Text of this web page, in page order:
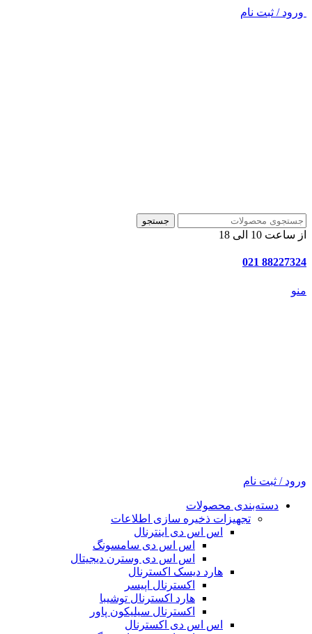
ورود / ثبت نام
جستجو
از ساعت 10 الی 18
88227324 021
منو
ورود / ثبت نام
دسته‌بندی محصولات
تجهیزات ذخیره سازی اطلاعات
اس اس دی اینترنال
اس اس دی سامسونگ
اس اس دی وسترن دیجیتال
هارد دیسک اکسترنال
اکسترنال اپیسر
هارد اکسترنال توشیبا
اکسترنال سیلیکون پاور
اس اس دی اکسترنال